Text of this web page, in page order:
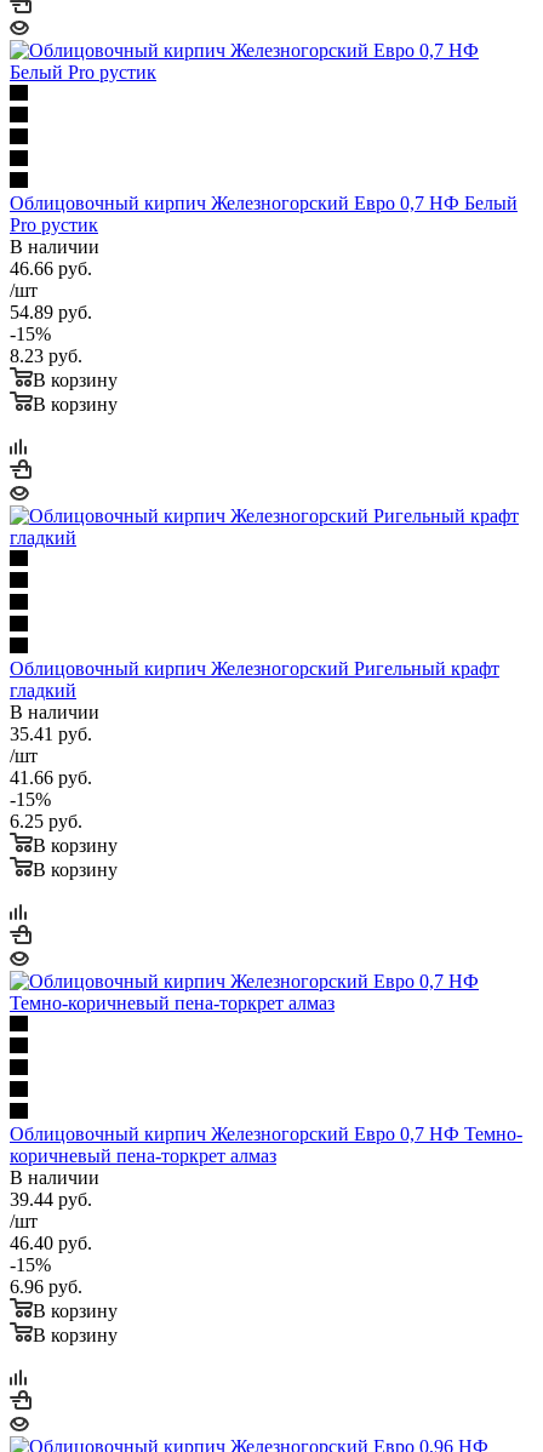
Облицовочный кирпич Железногорский Евро 0,7 НФ Белый
Pro рустик
В наличии
46.66 руб.
/шт
54.89 руб.
-15%
8.23 руб.
В корзину
В корзину
Облицовочный кирпич Железногорский Ригельный крафт
гладкий
В наличии
35.41 руб.
/шт
41.66 руб.
-15%
6.25 руб.
В корзину
В корзину
Облицовочный кирпич Железногорский Евро 0,7 НФ Темно-
коричневый пена-торкрет алмаз
В наличии
39.44 руб.
/шт
46.40 руб.
-15%
6.96 руб.
В корзину
В корзину